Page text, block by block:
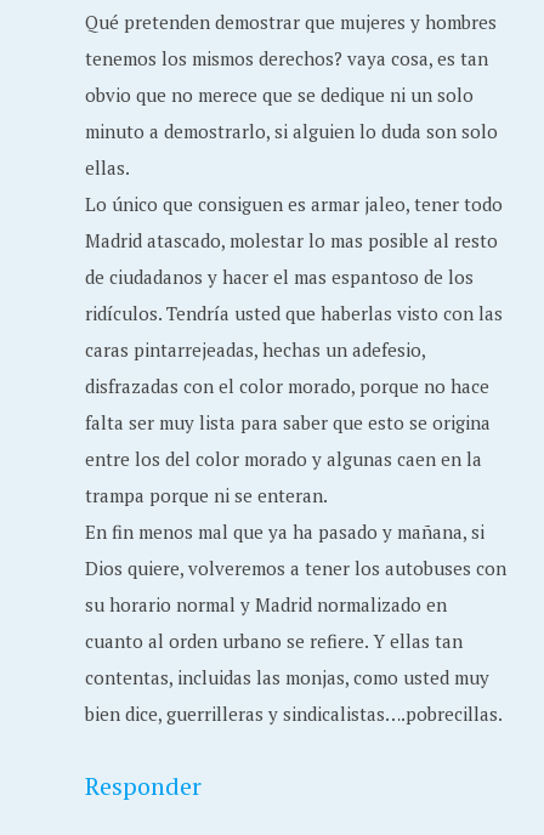
Qué pretenden demostrar que mujeres y hombres
tenemos los mismos derechos? vaya cosa, es tan
obvio que no merece que se dedique ni un solo
minuto a demostrarlo, si alguien lo duda son solo
ellas.
Lo único que consiguen es armar jaleo, tener todo
Madrid atascado, molestar lo mas posible al resto
de ciudadanos y hacer el mas espantoso de los
ridículos. Tendría usted que haberlas visto con las
caras pintarrejeadas, hechas un adefesio,
disfrazadas con el color morado, porque no hace
falta ser muy lista para saber que esto se origina
entre los del color morado y algunas caen en la
trampa porque ni se enteran.
En fin menos mal que ya ha pasado y mañana, si
Dios quiere, volveremos a tener los autobuses con
su horario normal y Madrid normalizado en
cuanto al orden urbano se refiere. Y ellas tan
contentas, incluidas las monjas, como usted muy
bien dice, guerrilleras y sindicalistas….pobrecillas.
Responder